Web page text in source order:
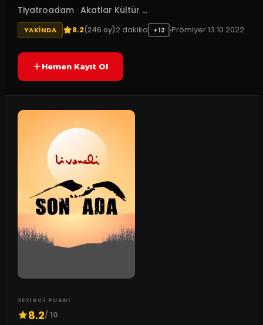
Tiyatroadam · Akatlar Kültür ...
YAKINDA 8.2(246 oy)2 dakika +12 Prömiyer13.10.2022
Hemen Kayıt Ol
SEYIRCI PUANI
8.2/ 10